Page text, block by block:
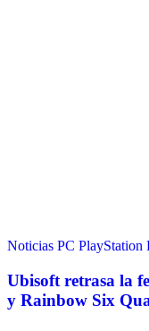
Noticias PC PlayStation
Ubisoft retrasa la
y Rainbow Six